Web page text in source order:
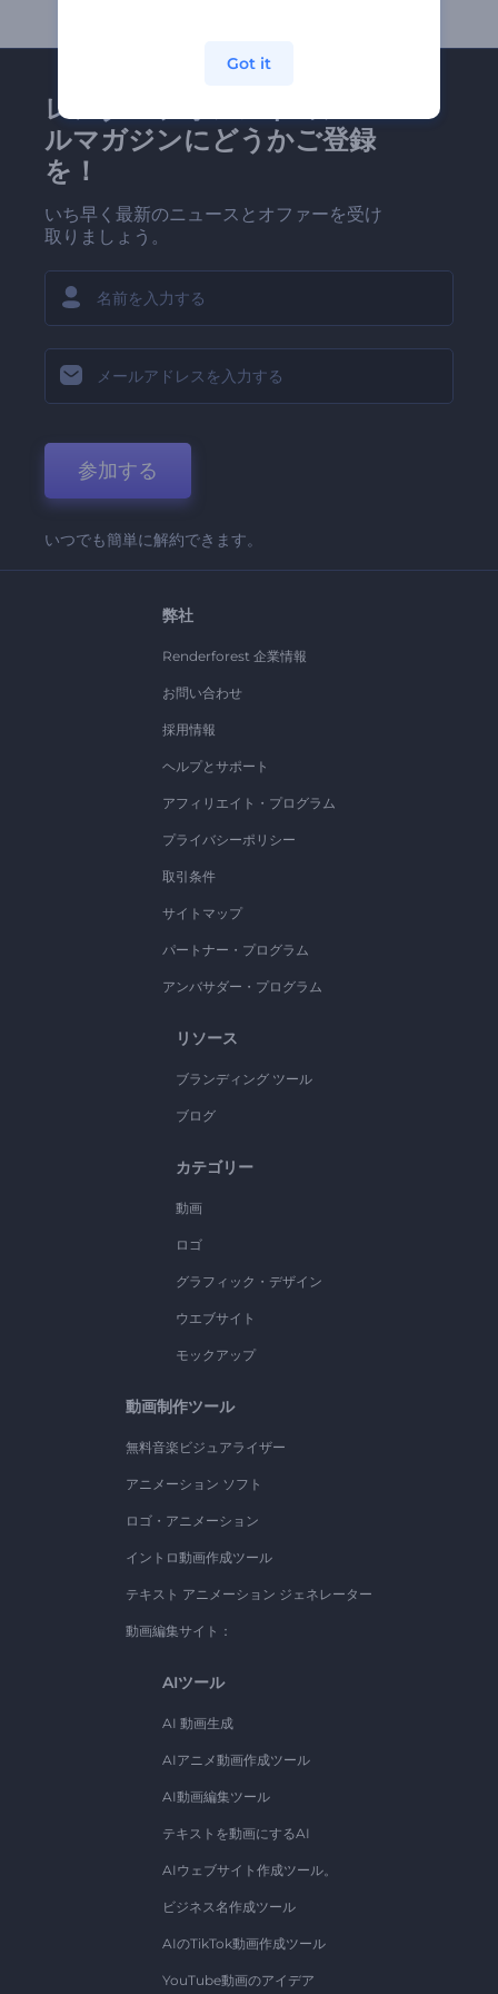
レンダーフォレストのメー
ルマガジンにどうかご登録
を！
いち早く最新のニュースとオファーを受け
取りましょう。
参加する
いつでも簡単に解約できます。
弊社
Renderforest 企業情報
お問い合わせ
採用情報
ヘルプとサポート
アフィリエイト・プログラム
プライバシーポリシー
取引条件
サイトマップ
パートナー・プログラム
アンバサダー・プログラム
リソース
ブランディング ツール
ブログ
カテゴリー
動画
ロゴ
グラフィック・デザイン
ウエブサイト
モックアップ
動画制作ツール
無料音楽ビジュアライザー
アニメーション ソフト
ロゴ・アニメーション
イントロ動画作成ツール
テキスト アニメーション ジェネレーター
動画編集サイト：
AIツール
AI 動画生成
AIアニメ動画作成ツール
AI動画編集ツール
テキストを動画にするAI
AIウェブサイト作成ツール。
ビジネス名作成ツール
AIのTikTok動画作成ツール
YouTube動画のアイデア
Got it